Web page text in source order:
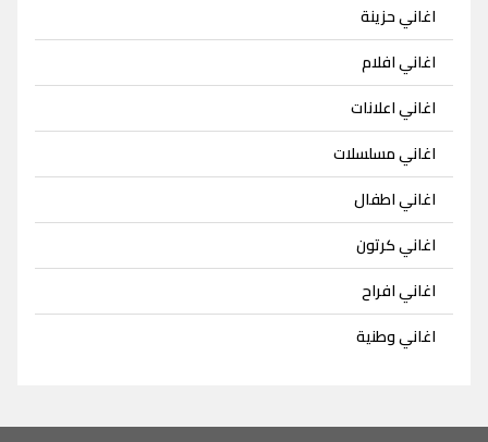
اغاني حزينة
اغاني افلام
اغاني اعلانات
اغاني مسلسلات
اغاني اطفال
اغاني كرتون
اغاني افراح
اغاني وطنية